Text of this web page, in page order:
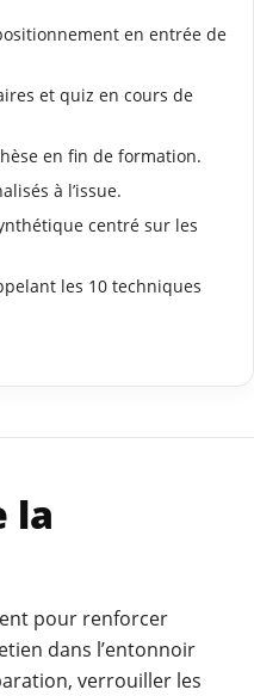
en entrée de
et quiz en cours de
en fin de formation.
à l’issue.
centré sur les
les 10 techniques
la
pour renforcer
dans l’entonnoir
verrouiller les